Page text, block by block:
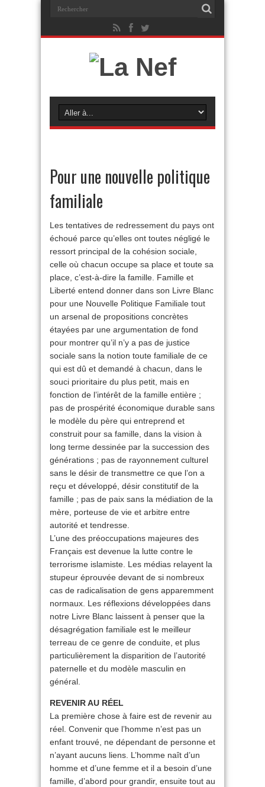
Pour une nouvelle politique
familiale
Les tentatives de redressement du pays ont
échoué parce qu’elles ont toutes négligé le
ressort principal de la cohésion sociale,
celle où chacun occupe sa place et toute sa
place, c’est-à-dire la famille. Famille et
Liberté entend donner dans son Livre Blanc
pour une Nouvelle Politique Familiale tout
un arsenal de propositions concrètes
étayées par une argumentation de fond
pour montrer qu’il n’y a pas de justice
sociale sans la notion toute familiale de ce
qui est dû et demandé à chacun, dans le
souci prioritaire du plus petit, mais en
fonction de l’intérêt de la famille entière ;
pas de prospérité économique durable sans
le modèle du père qui entreprend et
construit pour sa famille, dans la vision à
long terme dessinée par la succession des
générations ; pas de rayonnement culturel
sans le désir de transmettre ce que l’on a
reçu et développé, désir constitutif de la
famille ; pas de paix sans la médiation de la
mère, porteuse de vie et arbitre entre
autorité et tendresse.
L’une des préoccupations majeures des
Français est devenue la lutte contre le
terrorisme islamiste. Les médias relayent la
stupeur éprouvée devant de si nombreux
cas de radicalisation de gens apparemment
normaux. Les réflexions développées dans
notre Livre Blanc laissent à penser que la
désagrégation familiale est le meilleur
terreau de ce genre de conduite, et plus
particulièrement la disparition de l’autorité
paternelle et du modèle masculin en
général.
REVENIR AU RÉEL
La première chose à faire est de revenir au
réel. Convenir que l’homme n’est pas un
enfant trouvé, ne dépendant de personne et
n’ayant aucuns liens. L’homme naît d’un
homme et d’une femme et il a besoin d’une
famille, d’abord pour grandir, ensuite tout au